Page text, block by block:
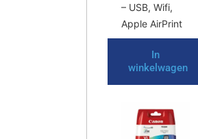
– USB, Wifi,
Apple AirPrint
In
winkelwagen